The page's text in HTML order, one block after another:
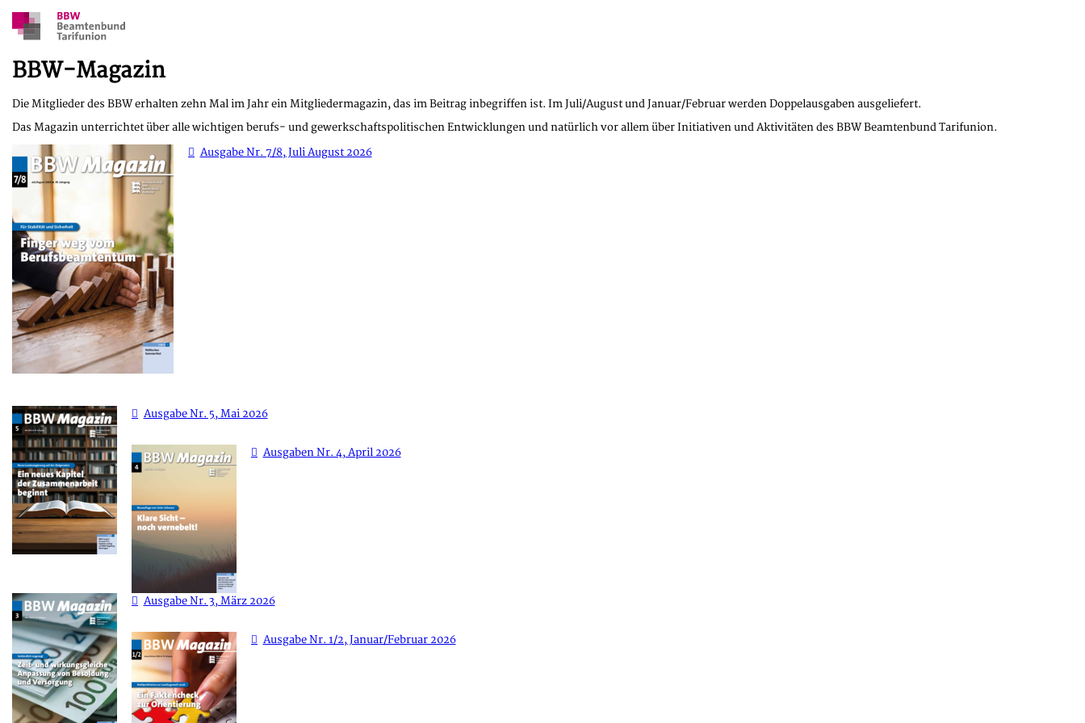
BBW-Magazin
Die Mitglieder des BBW erhalten zehn Mal im Jahr ein Mitgliedermagazin, das im Beitrag inbegriffen ist. Im Juli/August und Januar/Februar werden Doppelausgaben ausgeliefert.
Das Magazin unterrichtet über alle wichtigen berufs- und gewerkschaftspolitischen Entwicklungen und natürlich vor allem über Initiativen und Aktivitäten des BBW Beamtenbund Tarifunion.
Ausgabe Nr. 7/8, Juli August 2026
Ausgabe Nr. 5, Mai 2026
Ausgaben Nr. 4, April 2026
Ausgabe Nr. 3, März 2026
Ausgabe Nr. 1/2, Januar/Februar 2026